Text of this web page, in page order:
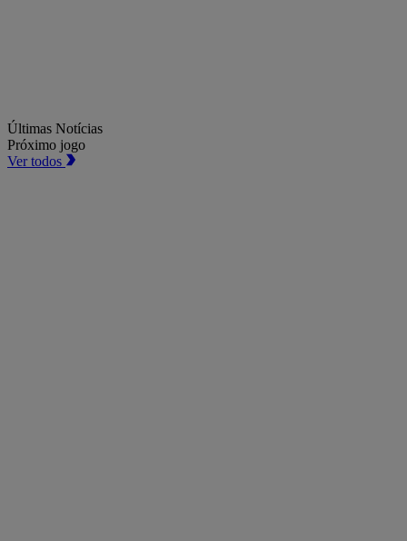
Últimas Notícias
Próximo jogo
Ver todos